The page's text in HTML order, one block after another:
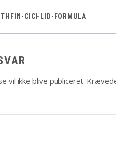
CICHLID-FORMULA
vil ikke blive publiceret.